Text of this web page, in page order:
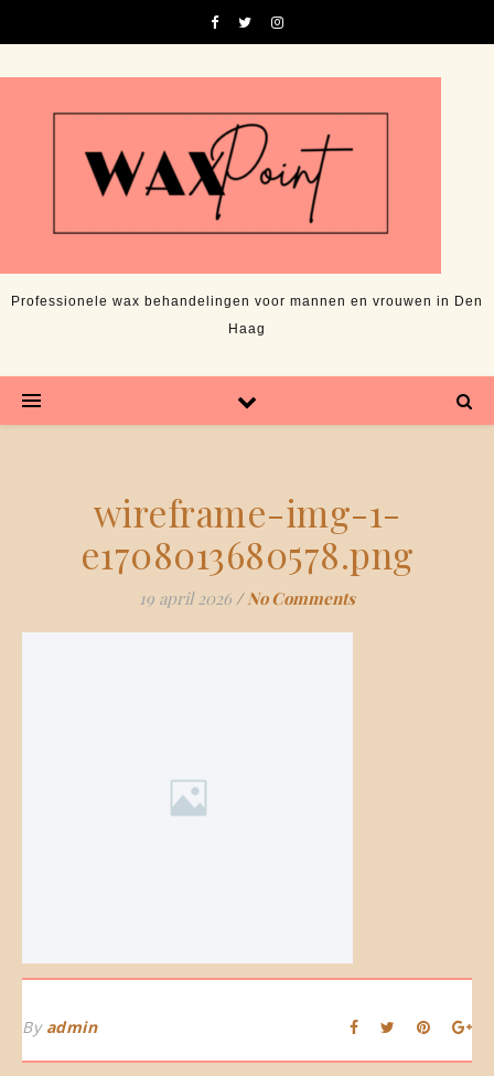
Professionele wax behandelingen voor mannen en vrouwen in Den
Haag
wireframe-img-1-
e1708013680578.png
19 april 2026 / No Comments
By admin